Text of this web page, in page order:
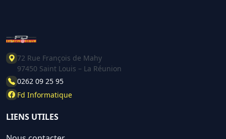
72 Rue François de Mahy
97450 Saint Louis – La Réunion
0262 09 25 95
Fd Informatique
LIENS UTILES